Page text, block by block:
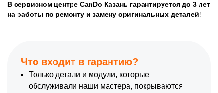
В сервисном центре CanDo Казань гарантируется до 3 лет
на работы по ремонту и замену оригинальных деталей!
Что входит в гарантию?
Только детали и модули, которые
обслуживали наши мастера, покрываются